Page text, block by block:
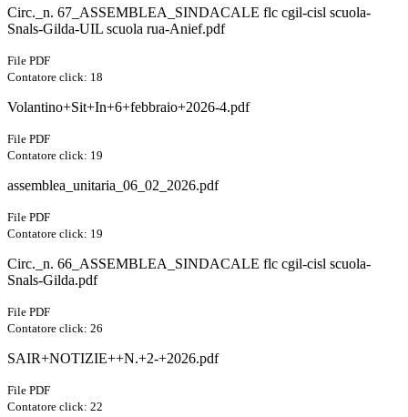
Circ._n. 67_ASSEMBLEA_SINDACALE flc cgil-cisl scuola-
Snals-Gilda-UIL scuola rua-Anief.pdf
File PDF
Contatore click: 18
Volantino+Sit+In+6+febbraio+2026-4.pdf
File PDF
Contatore click: 19
assemblea_unitaria_06_02_2026.pdf
File PDF
Contatore click: 19
Circ._n. 66_ASSEMBLEA_SINDACALE flc cgil-cisl scuola-
Snals-Gilda.pdf
File PDF
Contatore click: 26
SAIR+NOTIZIE++N.+2-+2026.pdf
File PDF
Contatore click: 22